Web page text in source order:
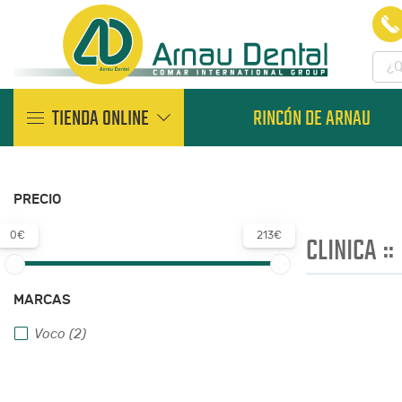
TIENDA ONLINE RINCÓN DE ARNAU
PRECIO
0€ 213€
MARCAS
Voco (2)
CLINICA ::